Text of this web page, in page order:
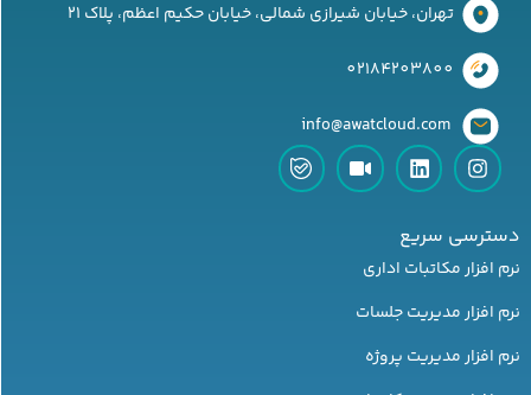
تهران، خیابان شیرازی شمالی، خیابان حکیم اعظم، پلاک 21
02184203800
دسترسی سریع
نرم افزار مکاتبات اداری
نرم افزار مدیریت جلسات
نرم افزار مدیریت پروژه